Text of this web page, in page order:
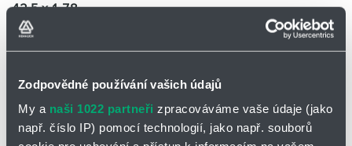
Zodpovědné používání vašich údajů
My a naši 1022 partneři zpracováváme vaše údaje (jako
např. číslo IP) pomocí technologií, jako např. souborů
42.5 x 1.78
R004250-0178NB70
0 ks a více
375,00 Kč
Bez DPH
Přidat